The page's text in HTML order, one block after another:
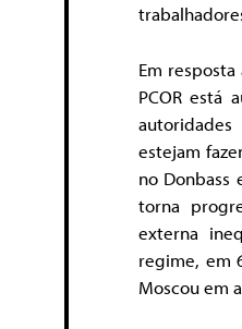
Em
PCOR está
estejam
no Donbass
torna
externa
regime, em
Moscou em